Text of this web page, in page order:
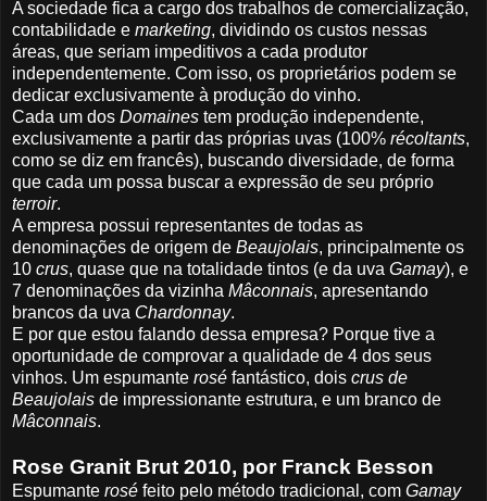
A sociedade fica a cargo dos trabalhos de comercialização,
contabilidade e marketing, dividindo os custos nessas
áreas, que seriam impeditivos a cada produtor
independentemente. Com isso, os proprietários podem se
dedicar exclusivamente à produção do vinho.
Cada um dos Domaines tem produção independente,
exclusivamente a partir das próprias uvas (100% récoltants,
como se diz em francês), buscando diversidade, de forma
que cada um possa buscar a expressão de seu próprio
terroir.
A empresa possui representantes de todas as
denominações de origem de Beaujolais, principalmente os
10 crus, quase que na totalidade tintos (e da uva Gamay), e
7 denominações da vizinha Mâconnais, apresentando
brancos da uva Chardonnay.
E por que estou falando dessa empresa? Porque tive a
oportunidade de comprovar a qualidade de 4 dos seus
vinhos. Um espumante rosé fantástico, dois crus de
Beaujolais de impressionante estrutura, e um branco de
Mâconnais.
Rose Granit Brut 2010, por Franck Besson
Espumante rosé feito pelo método tradicional, com Gamay